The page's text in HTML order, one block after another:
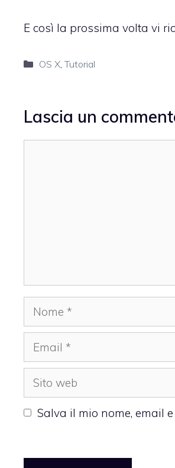
E così la prossima volta vi
Categorie
OS X,Tutorial
Lascia un
Nome
Email
Sito
web
Salva il mio nome, email